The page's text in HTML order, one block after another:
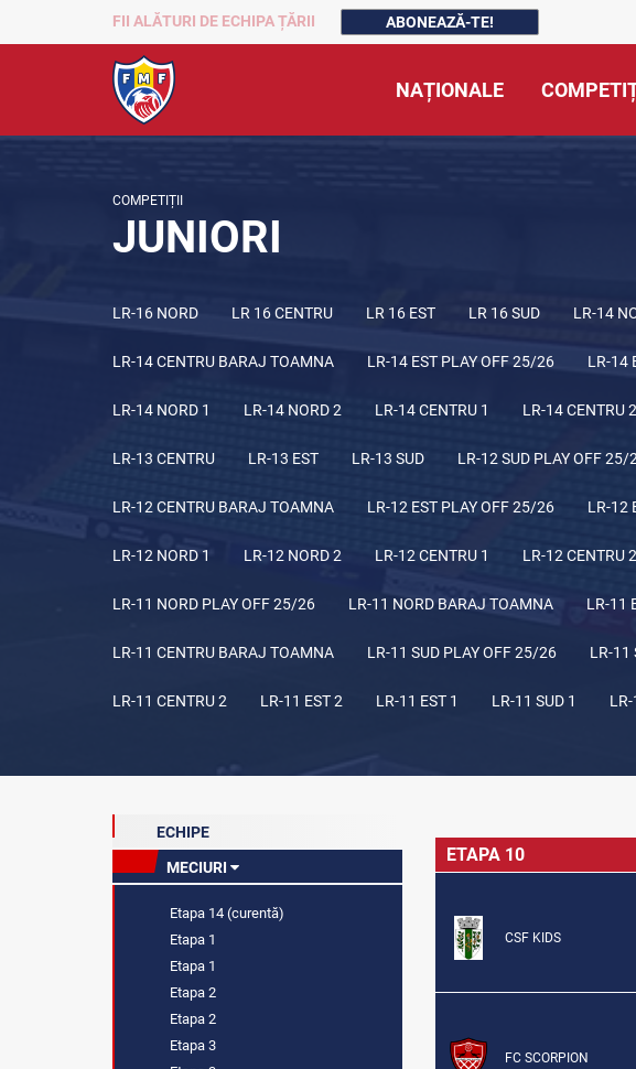
FII ALĂTURI DE ECHIPA ȚĂRII ABONEAZĂ-TE!
NAȚIONALE
COMPETIȚII
JUNIORI
LR-16 NORD LR 16 CENTRU LR 16 EST LR 16 SUD LR-14
LR-14 CENTRU BARAJ TOAMNA LR-14 EST PLAY OFF 25/26 LR-14
LR-14 NORD 1 LR-14 NORD 2 LR-14 CENTRU 1 LR-14 CENTRU 2
LR-13 CENTRU LR-13 EST LR-13 SUD LR-12 SUD PLAY OFF 25/
LR-12 CENTRU BARAJ TOAMNA LR-12 EST PLAY OFF 25/26 LR-12
LR-12 NORD 1 LR-12 NORD 2 LR-12 CENTRU 1 LR-12 CENTRU 2
LR-11 NORD PLAY OFF 25/26 LR-11 NORD BARAJ TOAMNA LR-11
LR-11 CENTRU BARAJ TOAMNA LR-11 SUD PLAY OFF 25/26 LR-11
LR-11 CENTRU 2 LR-11 EST 2 LR-11 EST 1 LR-11 SUD 1
ECHIPE
MECIURI
Etapa 14 (curentă)
Etapa 1
Etapa 1
Etapa 2
Etapa 2
Etapa 3
ETAPA 10
CSF KIDS
FC SCORPION